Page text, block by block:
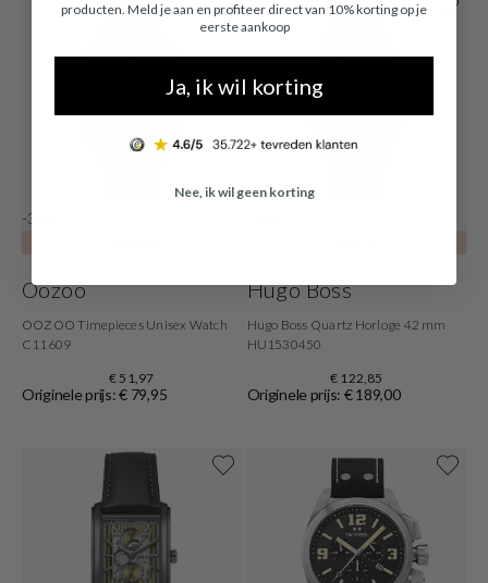
-35%
Oozoo
OOZOO Timepieces Unisex Watch
C11609
€ 51,97
Originele prijs: € 79,95
Hugo Boss
Hugo Boss Quartz Horloge 42 mm
HU1530450
€ 122,85
Originele prijs: € 189,00
producten. Meld je aan en profiteer direct van 10% korting op je
eerste aankoop
Ja, ik wil korting
Nee, ik wil geen korting